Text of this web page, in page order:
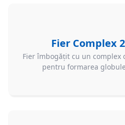
Fier Complex
Fier îmbogăţit cu un complex
pentru formarea